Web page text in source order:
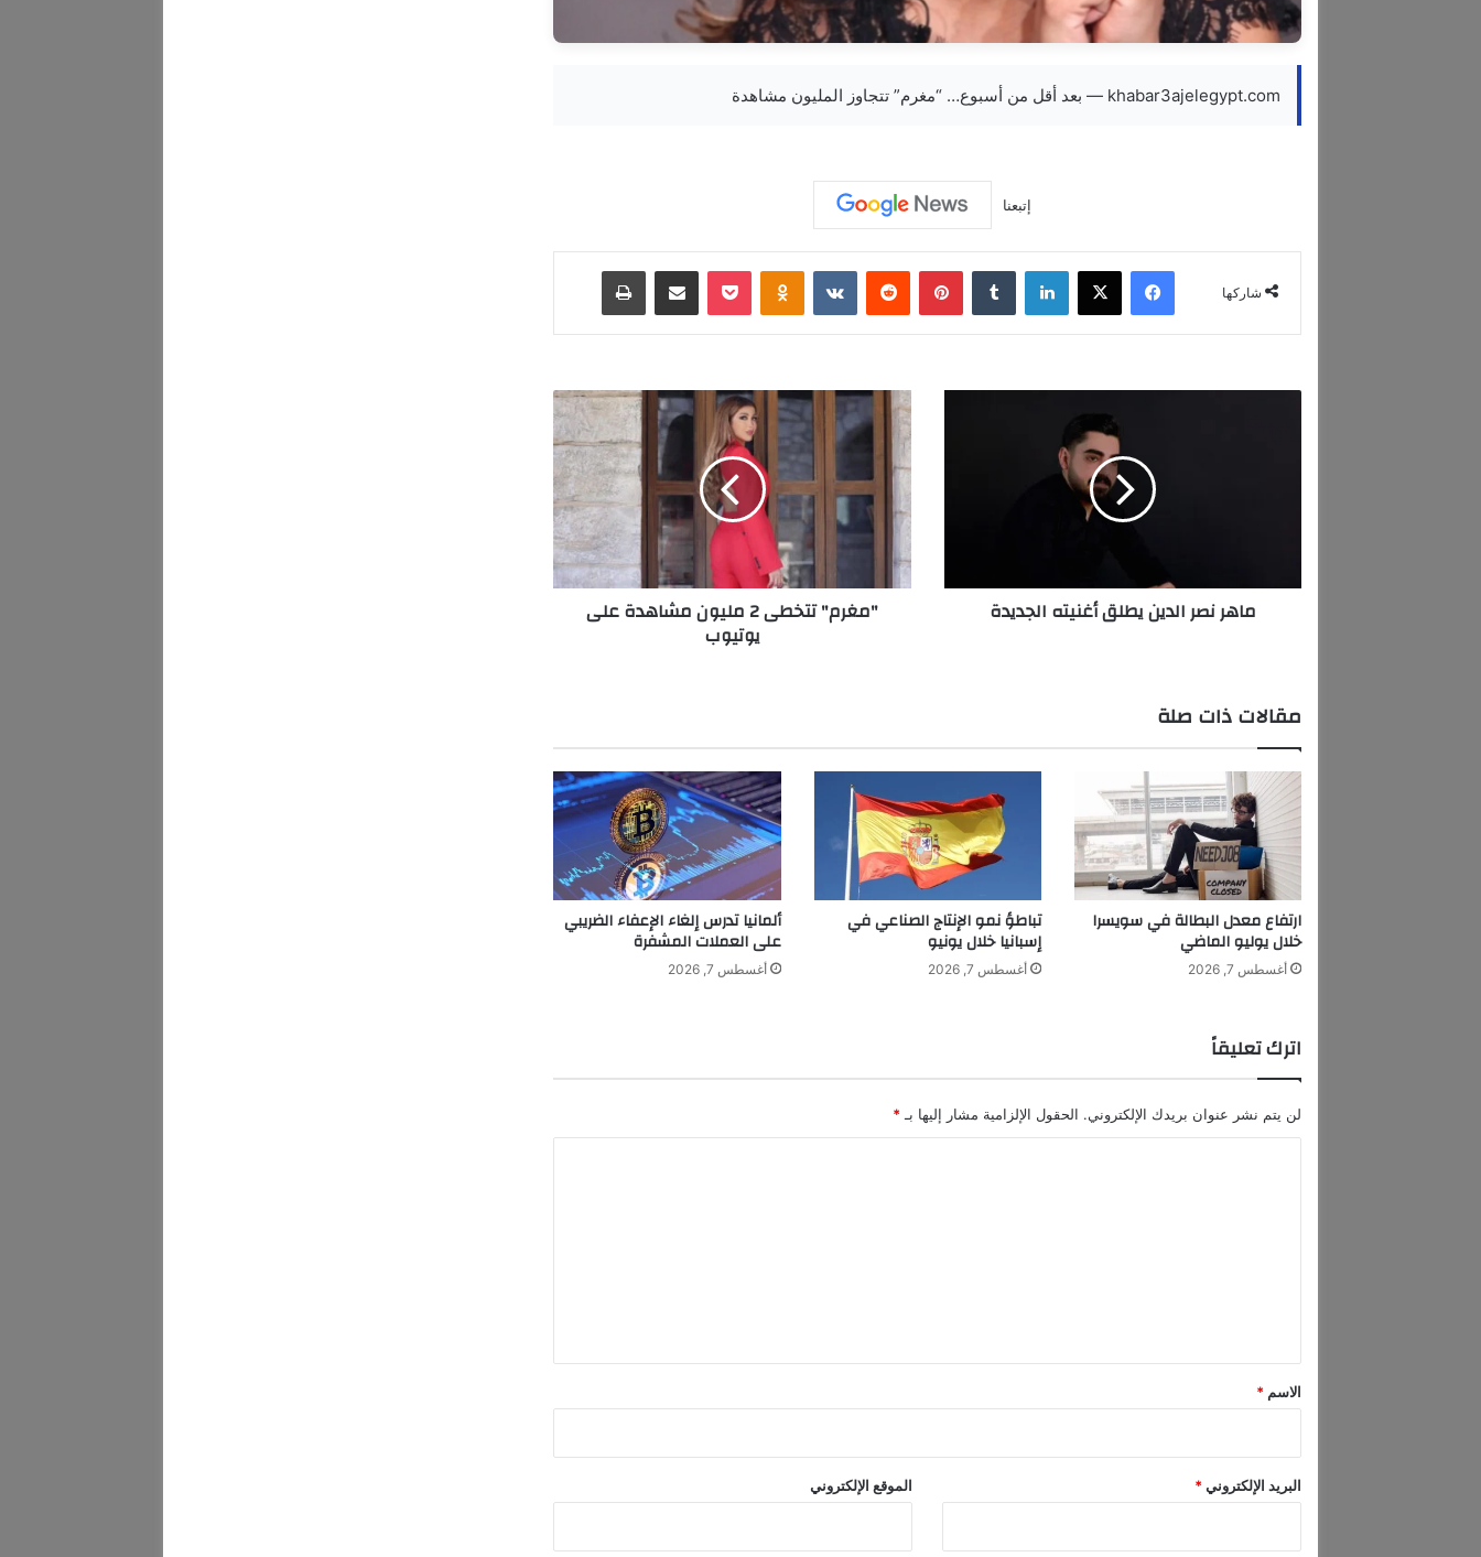
khabar3ajelegypt.com — بعد أقل من أسبوع… “مغرم” تتجاوز المليون مشاهدة
إتبعنا
شاركها
فيسبوك ‫X لينكدإن ‏Tumblr بينتيريست ‏Reddit
‏VKontakte
Odnoklassniki
‫Pocket مشاركة عبر البريد طباعة
ل
ل
ق
أ
غ
ن
ي
ا
ل
د
ة
ماهر نصر الدين يطلق أغنيته الجديدة
م
ر
م
"
ت
ت
خ
و
ن
ش
ا
ه
ة
ب
"مغرم" تتخطى 2 مليون مشاهدة على
يوتيوب
مقالات ذات صلة
ارتفاع معدل البطالة في سويسرا
خلال يوليو الماضي
أغسطس 7, 2026
تباطؤ نمو الإنتاج الصناعي في
إسبانيا خلال يونيو
أغسطس 7, 2026
ألمانيا تدرس إلغاء الإعفاء الضريبي
على العملات المشفرة
أغسطس 7, 2026
اترك تعليقاً
لن يتم نشر عنوان بريدك الإلكتروني. الحقول الإلزامية مشار إليها بـ *
*
الاسم *
البريد الإلكتروني* الموقع الإلكتروني